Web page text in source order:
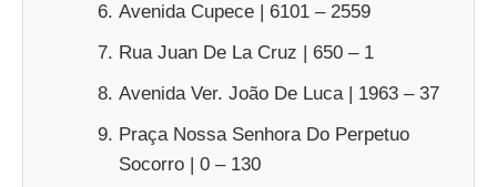
Avenida Cupece | 6101 – 2559
Rua Juan De La Cruz | 650 – 1
Avenida Ver. João De Luca | 1963 – 37
Praça Nossa Senhora Do Perpetuo
Socorro | 0 – 130